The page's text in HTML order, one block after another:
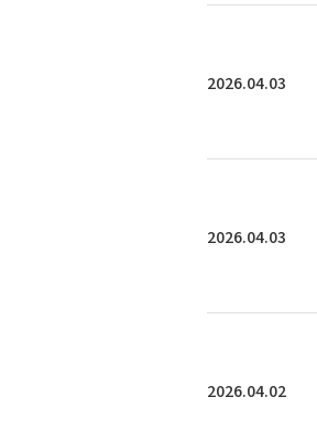
2026.04.03
2026.04.03
2026.04.02